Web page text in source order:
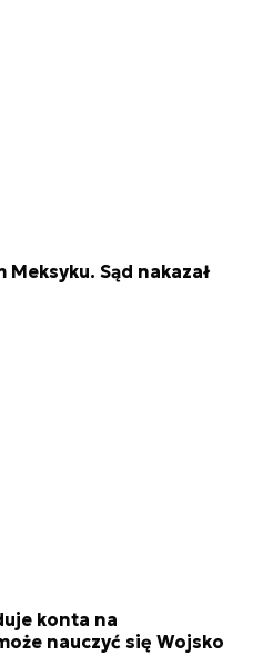
Sąd nakazał
konta na
nauczyć się Wojsko